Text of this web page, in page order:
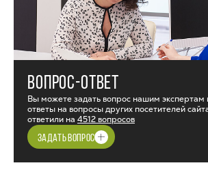
ВОПРОС-ОТВЕТ
Вы можете задать вопрос нашим экспертам
ответы на вопросы других посетителей
ответили на 4512 вопросов
ЗАДАТЬ ВОПРОС